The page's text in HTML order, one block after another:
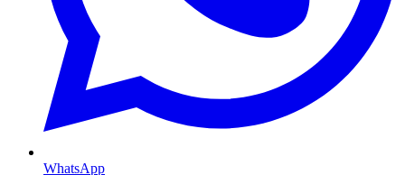
WhatsApp